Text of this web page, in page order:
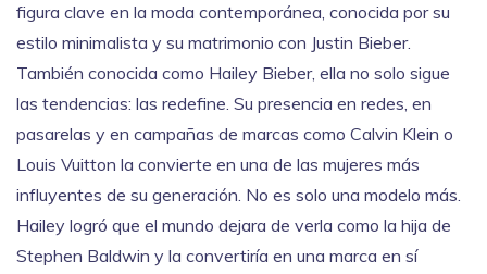
figura clave en la moda contemporánea, conocida por su
estilo minimalista y su matrimonio con Justin Bieber.
También conocida como Hailey Bieber, ella no solo sigue
las tendencias: las redefine. Su presencia en redes, en
pasarelas y en campañas de marcas como Calvin Klein o
Louis Vuitton la convierte en una de las mujeres más
influyentes de su generación. No es solo una modelo más.
Hailey logró que el mundo dejara de verla como la hija de
Stephen Baldwin y la convertiría en una marca en sí